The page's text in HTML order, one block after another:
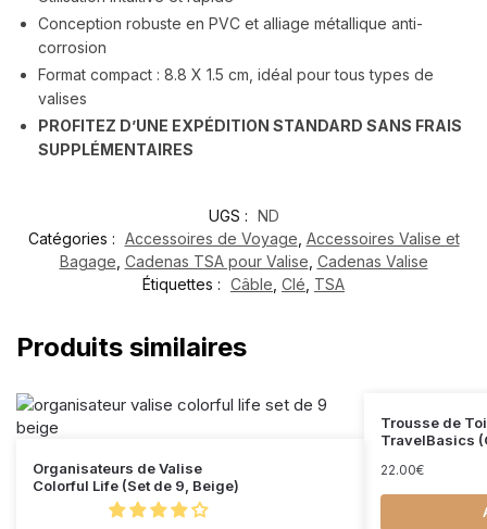
Conception robuste en PVC et alliage métallique anti-
corrosion
Format compact : 8.8 X 1.5 cm, idéal pour tous types de
valises
PROFITEZ D’UNE EXPÉDITION STANDARD SANS FRAIS
SUPPLÉMENTAIRES
UGS : ND
Catégories : Accessoires de Voyage, Accessoires Valise et
Bagage, Cadenas TSA pour Valise, Cadenas Valise
Étiquettes : Câble, Clé, TSA
Produits similaires
Organisateurs de Valise
Colorful Life (Set de 9, Beige)
Trousse de
TravelBasics
22.00€